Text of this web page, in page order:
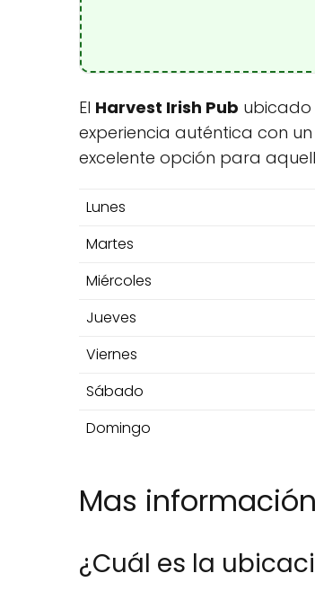
El Harvest Irish Pub ubicado
experiencia auténtica con
excelente opción para
Lunes
Martes
Miércoles
Jueves
Viernes
Sábado
Domingo
Mas información
¿Cuál es la